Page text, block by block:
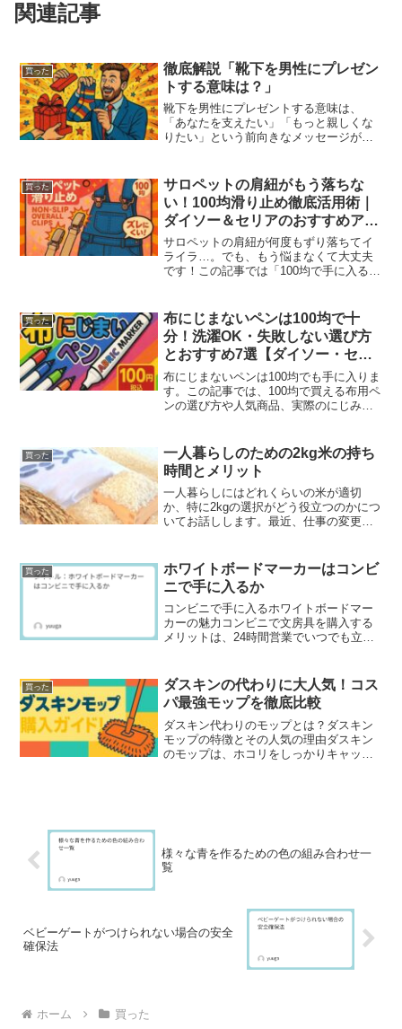
関連記事
買った
徹底解説「靴下を男性にプレゼン
トする意味は？」
靴下を男性にプレゼントする意味は、
「あなたを支えたい」「もっと親しくな
りたい」という前向きなメッセージが込
や相手との関係によって注意点もありま
す。本命サインになる場合や...
買った
サロペットの肩紐がもう落ちな
い！100均滑り止め徹底活用術｜
ダイソー＆セリアのおすすめアイ
テムと貼り方完全ガイド
サロペットの肩紐が何度もずり落ちてイ
ライラ…。でも、もう悩まなくて大丈夫
です！この記事では「100均で手に入る滑
論を、体験談とともにわかりやすく紹介
します。肩紐が落ちる...
買った
布にじまないペンは100均で十
分！洗濯OK・失敗しない選び方
とおすすめ7選【ダイソー・セリ
ア】
布にじまないペンは100均でも手に入りま
す。この記事では、100均で買える布用ペ
ンの選び方や人気商品、実際のにじみに
リアのなまえペン、水性・油性の違い、
ラメや白インクな...
買った
一人暮らしのための2kg米の持ち
時間とメリット
一人暮らしにはどれくらいの米が適切
か、特に2kgの選択がどう役立つのかにつ
いてお話しします。最近、仕事の変更で
ます。その際、米は欠かせない存在で
す。以前、家族4人で暮ら...
買った
ホワイトボードマーカーはコンビ
ニで手に入るか
コンビニで手に入るホワイトボードマー
カーの魅力コンビニで文房具を購入する
メリットは、24時間営業でいつでも立ち
きでも、すぐに補えるのがコンビニの強
みです。特にホワイトボ...
買った
ダスキンの代わりに大人気！コス
パ最強モップを徹底比較
ダスキン代わりのモップとは？ダスキン
モップの特徴とその人気の理由ダスキン
のモップは、ホコリをしっかりキャッチ
様々な青を作るための色の組み合わせ一
覧
ベビーゲートがつけられない場合の安全
確保法
ホーム 買った